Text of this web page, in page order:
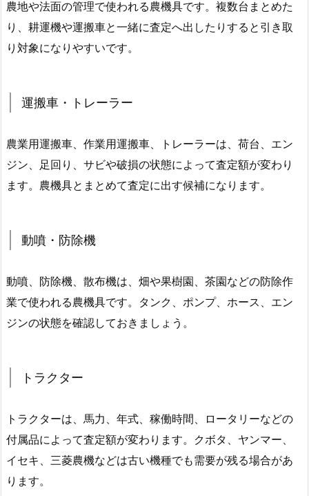
農地や法面の管理で使われる農機具です。複数台まとめた
り、耕運機や運搬車と一緒に査定へ出したりすると引き取
り対象になりやすいです。
運搬車・トレーラー
農業用運搬車、作業用運搬車、トレーラーは、荷台、エン
ジン、足回り、サビや破損の状態によって査定額が変わり
ます。農機具とまとめて査定に出す候補になります。
動噴・防除機
動噴、防除機、散布機は、畑や果樹園、茶園などの防除作
業で使われる農機具です。タンク、ポンプ、ホース、エン
ジンの状態を確認しておきましょう。
トラクター
トラクターは、馬力、年式、稼働時間、ロータリーなどの
付属品によって査定額が変わります。クボタ、ヤンマー、
イセキ、三菱農機などは古い機種でも需要が残る場合があ
ります。